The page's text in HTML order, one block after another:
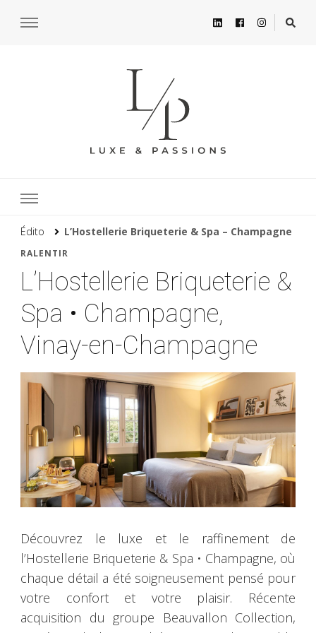
Édito L’Hostellerie Briqueterie & Spa – Champagne
RALENTIR
L’Hostellerie Briqueterie &
Spa • Champagne,
Vinay-en-Champagne
Découvrez le luxe et le raffinement de
l’Hostellerie Briqueterie & Spa • Champagne, où
chaque détail a été soigneusement pensé pour
votre confort et votre plaisir. Récente
acquisition du groupe Beauvallon Collection,